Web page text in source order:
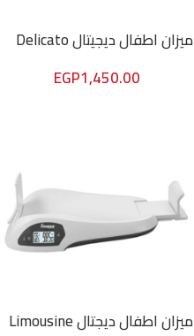
ميزان اطفال ديجيتال Delicato
EGP1,450.00
ميزان اطفال ديجتال Limousine